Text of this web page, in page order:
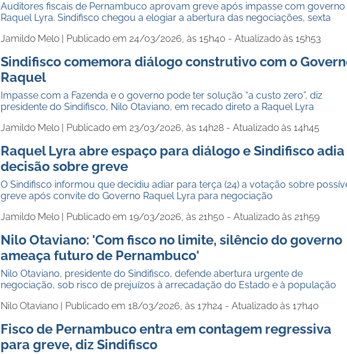
Auditores fiscais de Pernambuco aprovam greve após impasse com governo
Raquel Lyra. Sindifisco chegou a elogiar a abertura das negociações, sexta
Jamildo Melo | Publicado em 24/03/2026, às 15h40 - Atualizado às 15h53
Sindifisco comemora diálogo construtivo com o
Raquel
Impasse com a Fazenda e o governo pode ter solução “a custo zero”, diz
presidente do Sindifisco, Nilo Otaviano, em recado direto a Raquel Lyra
Jamildo Melo | Publicado em 23/03/2026, às 14h28 - Atualizado às 14h45
Raquel Lyra abre espaço para diálogo e Sindifisco adia
decisão sobre greve
O Sindifisco informou que decidiu adiar para terça (24) a votação sobre
greve após convite do Governo Raquel Lyra para negociação
Jamildo Melo | Publicado em 19/03/2026, às 21h50 - Atualizado às 21h59
Nilo Otaviano: 'Com fisco no limite, silêncio do governo
ameaça futuro de Pernambuco'
Nilo Otaviano, presidente do Sindifisco, defende abertura urgente de
negociação, sob risco de prejuízos à arrecadação do Estado e à população
Nilo Otaviano | Publicado em 18/03/2026, às 17h24 - Atualizado às 17h40
Fisco de Pernambuco entra em contagem regressiva
para greve, diz Sindifisco